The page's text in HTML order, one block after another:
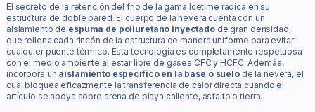
El secreto de la retención del frío de la gama Icetime radica en su
estructura de doble pared. El cuerpo de la nevera cuenta con un
aislamiento de espuma de poliuretano inyectadode gran densidad,
que rellena cada rincón de la estructura de manera uniforme para evitar
cualquier puente térmico. Esta tecnología es completamente respetuosa
con el medio ambiente al estar libre de gases CFC y HCFC. Además,
incorpora un aislamiento específico en la base o suelode la nevera, el
cual bloquea eficazmente la transferencia de calor directa cuando el
artículo se apoya sobre arena de playa caliente, asfalto o tierra.